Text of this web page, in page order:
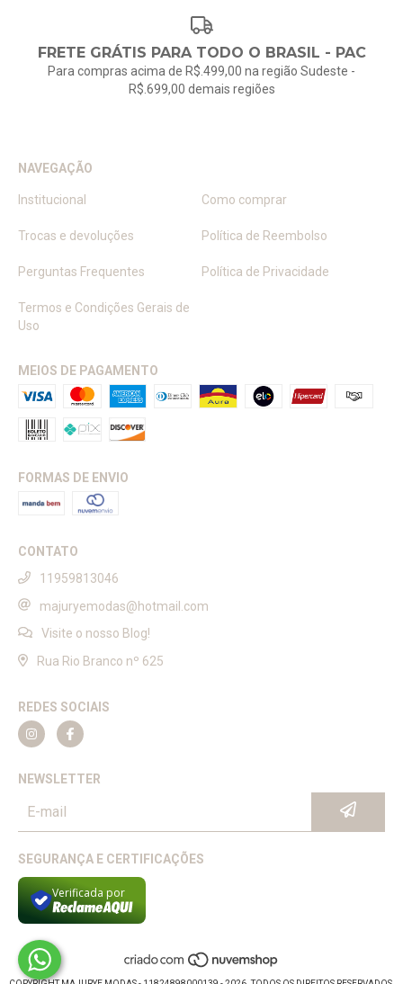
FRETE GRÁTIS PARA TODO O BRASIL - PAC
Para compras acima de R$.499,00 na região Sudeste -
R$.699,00 demais regiões
NAVEGAÇÃO
Institucional Como comprar
Trocas e devoluções Política de Reembolso
Perguntas Frequentes Política de Privacidade
Termos e Condições Gerais de
Uso
MEIOS DE PAGAMENTO
FORMAS DE ENVIO
CONTATO
11959813046
majuryemodas@hotmail.com
Visite o nosso Blog!
Rua Rio Branco nº 625
REDES SOCIAIS
NEWSLETTER
SEGURANÇA E CERTIFICAÇÕES
Verificada por